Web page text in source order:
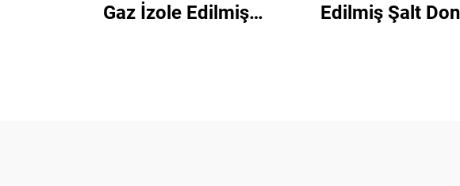
Gaz İzole Edilmiş
Edilmiş Şalt